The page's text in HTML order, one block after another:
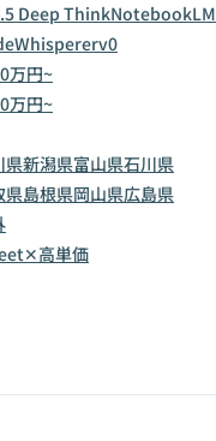
Deep ThinkNotebookLM
v0
万円~
万円~
県新潟県富山県石川県
県島根県岡山県広島県
高単価